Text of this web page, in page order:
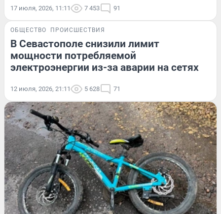
17 июля, 2026, 11:11 7 453 91
ОБЩЕСТВО ПРОИСШЕСТВИЯ
В Севастополе снизили лимит
мощности потребляемой
электроэнергии из-за аварии на сетях
12 июля, 2026, 21:11 5 628 71